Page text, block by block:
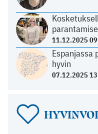
11.12.2025
Espanjassa
hyvin
07.12.2025